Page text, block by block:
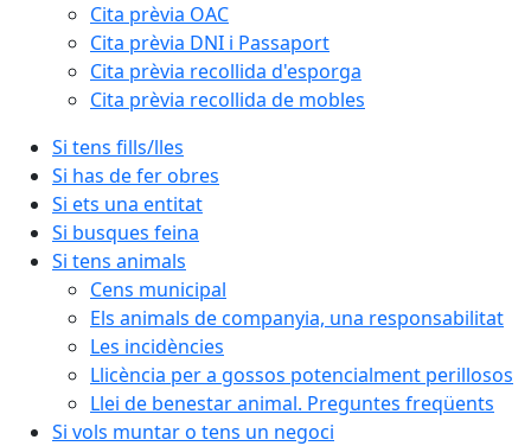
Cita prèvia OAC
Cita prèvia DNI i Passaport
Cita prèvia recollida d'esporga
Cita prèvia recollida de mobles
Si tens fills/lles
Si has de fer obres
Si ets una entitat
Si busques feina
Si tens animals
Cens municipal
Els animals de companyia, una responsabilitat
Les incidències
Llicència per a gossos potencialment perillosos
Llei de benestar animal. Preguntes freqüents
Si vols muntar o tens un negoci